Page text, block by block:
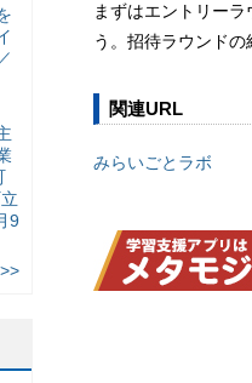
まずはエントリー
う。招待ラウンドの
関連URL
みらいごとラボ
9